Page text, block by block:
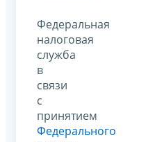
Федеральная
налоговая
служба
в
связи
с
принятием
Федерального